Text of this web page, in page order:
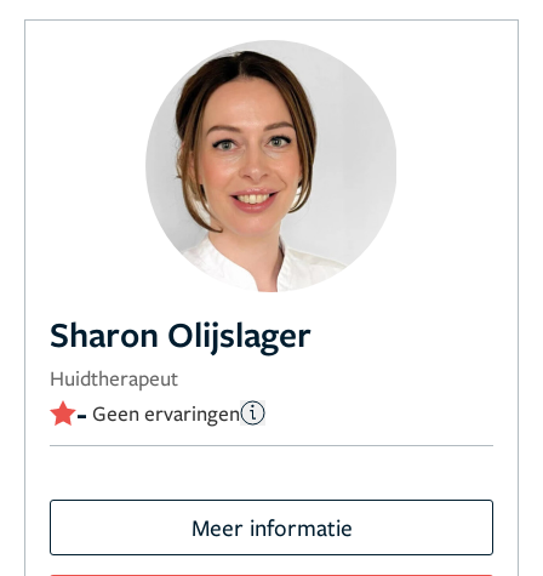
Sharon Olijslager
Huidtherapeut
- Geen ervaringen
Meer informatie